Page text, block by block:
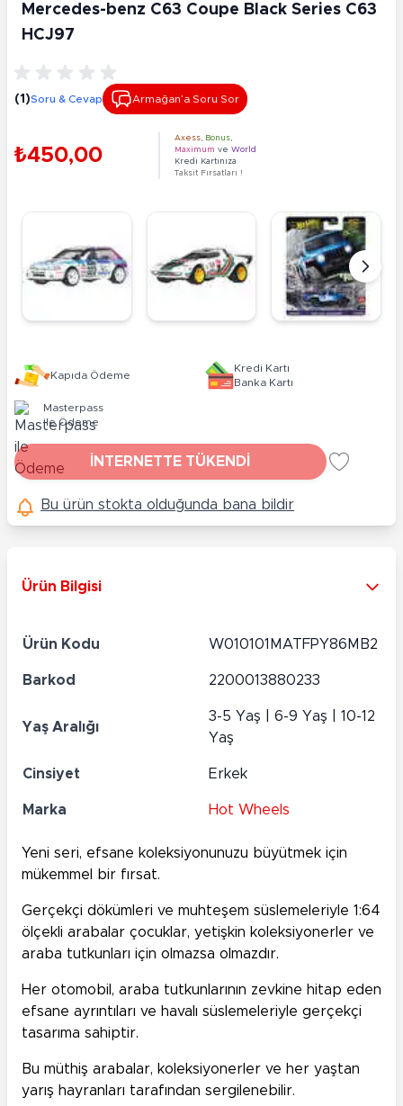
Mercedes-benz C63 Coupe Black Series C63
HCJ97
(1)Soru & Cevap Armağan’a Soru Sor
₺450,00
Axess Bonus
Maximum ve World
Kredi Kartınıza
Taksit Fırsatları !
Kapıda Ödeme
Kredi Kartı
Banka Kartı
Masterpass
ile Ödeme
İNTERNETTE TÜKENDİ
Bu ürün stokta olduğunda bana bildir
Ürün Bilgisi
Ürün Kodu W010101MATFPY86MB2
Barkod 2200013880233
Yaş Aralığı
3-5 Yaş | 6-9 Yaş | 10-12
Yaş
Cinsiyet Erkek
Marka Hot Wheels
Yeni seri, efsane koleksiyonunuzu büyütmek için
mükemmel bir fırsat.
Gerçekçi dökümleri ve muhteşem süslemeleriyle 1:64
ölçekli arabalar çocuklar, yetişkin koleksiyonerler ve
araba tutkunları için olmazsa olmazdır.
Her otomobil, araba tutkunlarının zevkine hitap eden
efsane ayrıntıları ve havalı süslemeleriyle gerçekçi
tasarıma sahiptir.
Bu müthiş arabalar, koleksiyonerler ve her yaştan
yarış hayranları tarafından sergilenebilir.